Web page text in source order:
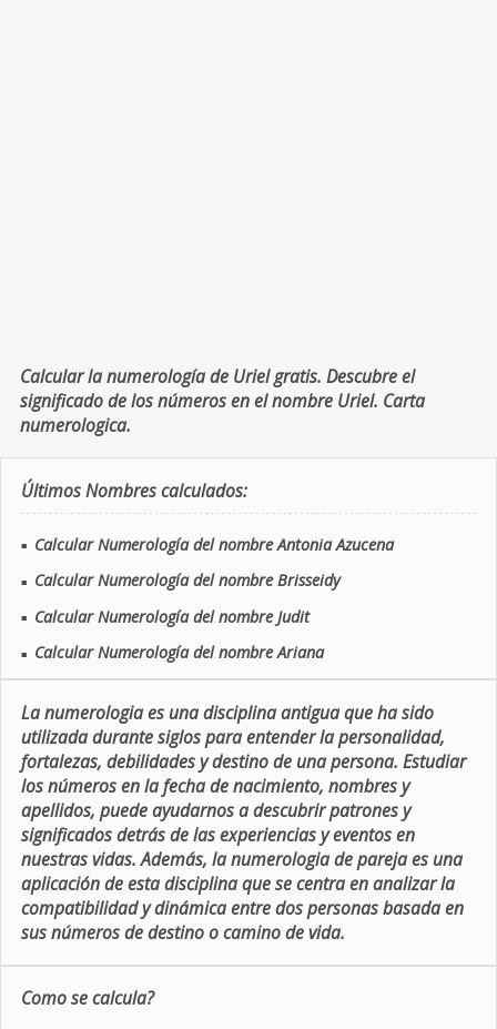
Calcular la numerología de Uriel gratis. Descubre el
significado de los números en el nombre Uriel. Carta
numerologica.
Últimos Nombres calculados:
■ Calcular Numerología del nombre Antonia Azucena
■ Calcular Numerología del nombre Brisseidy
■ Calcular Numerología del nombre Judit
■ Calcular Numerología del nombre Ariana
La numerologia es una disciplina antigua que ha sido
utilizada durante siglos para entender la personalidad,
fortalezas, debilidades y destino de una persona. Estudiar
los números en la fecha de nacimiento, nombres y
apellidos, puede ayudarnos a descubrir patrones y
significados detrás de las experiencias y eventos en
nuestras vidas. Además, la numerologia de pareja es una
aplicación de esta disciplina que se centra en analizar la
compatibilidad y dinámica entre dos personas basada en
sus números de destino o camino de vida.
Como se calcula?